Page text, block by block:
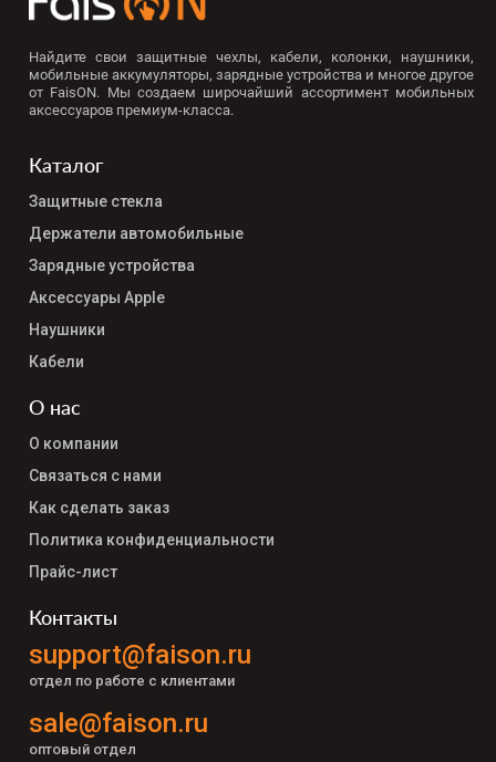
Найдите свои защитные чехлы, кабели, колонки, наушники,
мобильные аккумуляторы, зарядные устройства и многое другое
от FaisON. Мы создаем широчайший ассортимент мобильных
аксессуаров премиум-класса.
Каталог
Защитные стекла
Держатели автомобильные
Зарядные устройства
Аксессуары Apple
Наушники
Кабели
О нас
О компании
Связаться с нами
Как сделать заказ
Политика конфиденциальности
Прайс-лист
Контакты
support@faison.ru
отдел по работе с клиентами
sale@faison.ru
оптовый отдел